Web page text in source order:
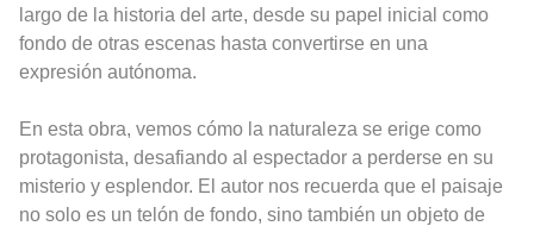
largo de la historia del arte, desde su papel inicial como
fondo de otras escenas hasta convertirse en una
expresión autónoma.
En esta obra, vemos cómo la naturaleza se erige como
protagonista, desafiando al espectador a perderse en su
misterio y esplendor. El autor nos recuerda que el paisaje
no solo es un telón de fondo, sino también un objeto de